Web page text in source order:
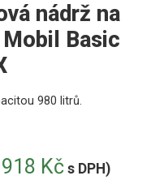
nádrž na
Mobil Basic
Kč s DPH)
980 litrů.